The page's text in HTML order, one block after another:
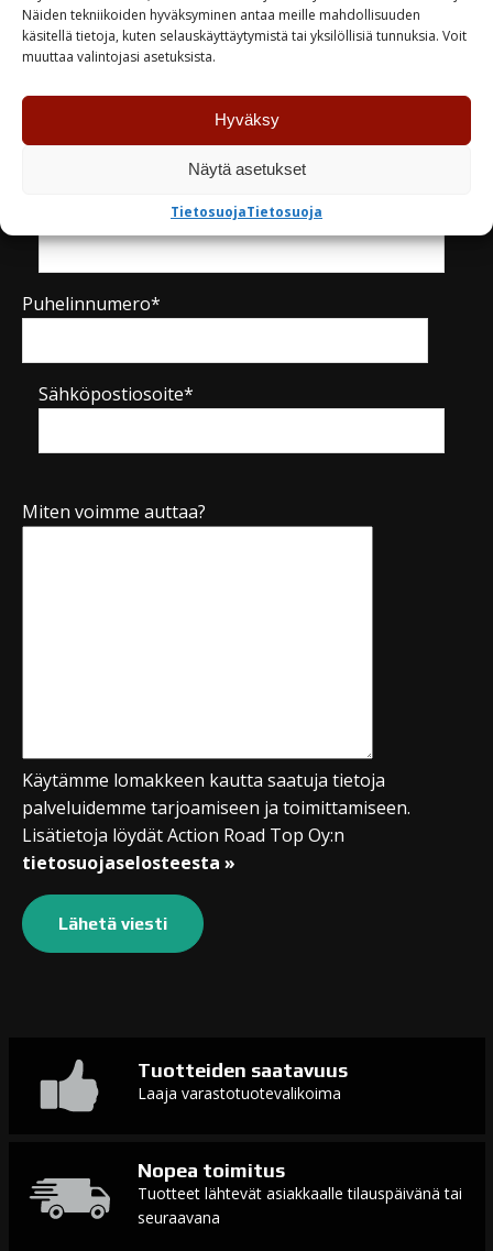
Näiden tekniikoiden hyväksyminen antaa meille mahdollisuuden
käsitellä tietoja, kuten selauskäyttäytymistä tai yksilöllisiä tunnuksia. Voit
muuttaa valintojasi asetuksista.
Hyväksy
Näytä asetukset
TietosuojaTietosuoja
Kysy tuotteesta / ota yhteyttä
Puhelinnumero*
Sähköpostiosoite*
Miten voimme auttaa?
Käytämme lomakkeen kautta saatuja tietoja
palveluidemme tarjoamiseen ja toimittamiseen.
Lisätietoja löydät Action Road Top Oy:n
tietosuojaselosteesta »
Tuotteiden saatavuus
Laaja varastotuotevalikoima
Nopea toimitus
Tuotteet lähtevät asiakkaalle tilauspäivänä tai
seuraavana